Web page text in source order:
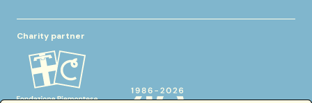
Charity partner